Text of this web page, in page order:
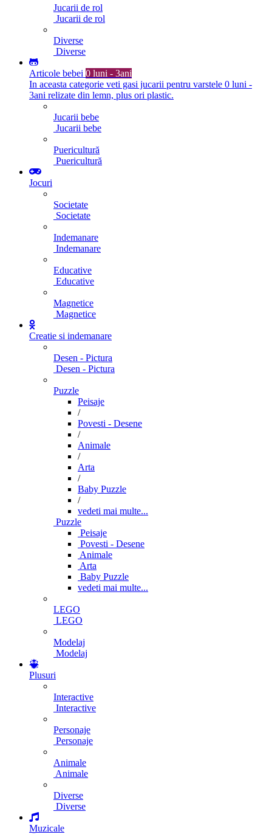
Jucarii de rol
Jucarii de rol
Diverse
Diverse
Articole bebei 0 luni - 3ani
In aceasta categorie veti gasi jucarii pentru varstele 0 luni -
3ani relizate din lemn, plus ori plastic.
Jucarii bebe
Jucarii bebe
Puericultură
Puericultură
Jocuri
Societate
Societate
Indemanare
Indemanare
Educative
Educative
Magnetice
Magnetice
Creatie si indemanare
Desen - Pictura
Desen - Pictura
Puzzle
Peisaje
/
Povesti - Desene
/
Animale
/
Arta
/
Baby Puzzle
/
vedeti mai multe...
Puzzle
Peisaje
Povesti - Desene
Animale
Arta
Baby Puzzle
vedeti mai multe...
LEGO
LEGO
Modelaj
Modelaj
Plusuri
Interactive
Interactive
Personaje
Personaje
Animale
Animale
Diverse
Diverse
Muzicale